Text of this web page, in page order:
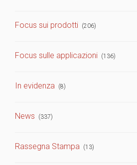
Focus sui prodotti (206)
Focus sulle applicazioni (136)
In evidenza (8)
News (337)
Rassegna Stampa (13)